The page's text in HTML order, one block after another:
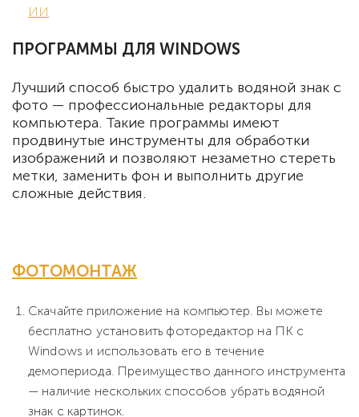
ИИ
ПРОГРАММЫ ДЛЯ WINDOWS
Лучший способ быстро удалить водяной знак с
фото — профессиональные редакторы для
компьютера. Такие программы имеют
продвинутые инструменты для обработки
изображений и позволяют незаметно стереть
метки, заменить фон и выполнить другие
сложные действия.
ФОТОМОНТАЖ
Скачайте приложение на компьютер. Вы можете
бесплатно установить фоторедактор на ПК с
Windows и использовать его в течение
демопериода. Преимущество данного инструмента
— наличие нескольких способов убрать водяной
знак с картинок.